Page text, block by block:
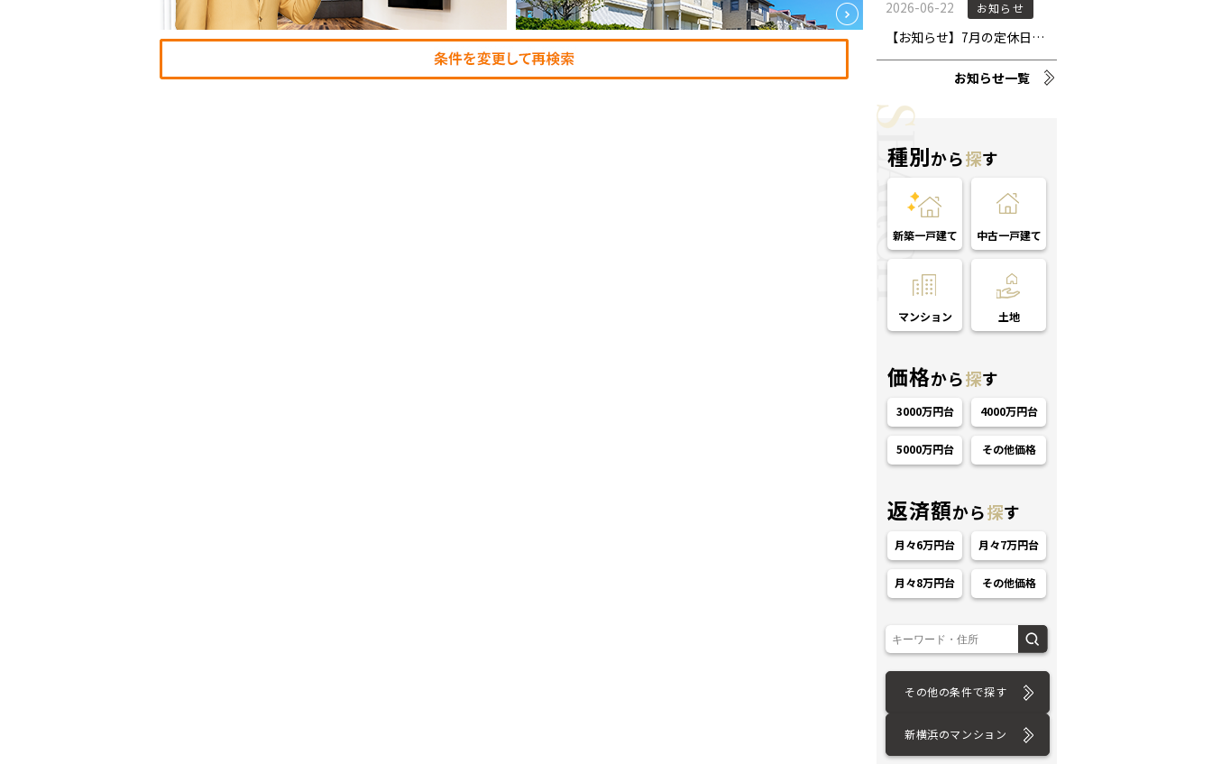
お知らせ一覧
種別から探す
新築一戸建て 中古一戸建て
マンション 土地
価格から探す
3000万円台 4000万円台
5000万円台 その他価格
返済額から探す
月々6万円台 月々7万円台
月々8万円台 その他価格
その他の条件で探す
新横浜のマンション